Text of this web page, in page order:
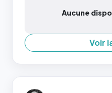
Aucune
Voir